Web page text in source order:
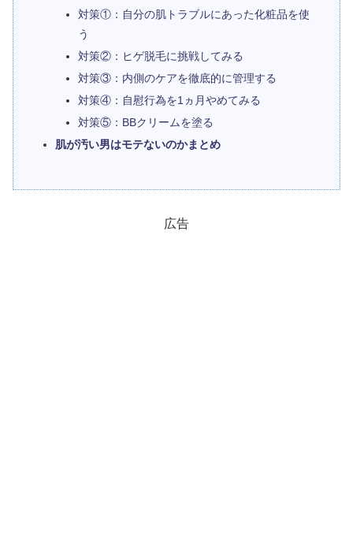
対策①：自分の肌トラブルにあった化粧品を使
う
対策②：ヒゲ脱毛に挑戦してみる
対策③：内側のケアを徹底的に管理する
対策④：自慰行為を1ヵ月やめてみる
対策⑤：BBクリームを塗る
肌が汚い男はモテないのかまとめ
広告